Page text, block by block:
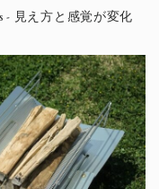
- 見え方と感覚が変化